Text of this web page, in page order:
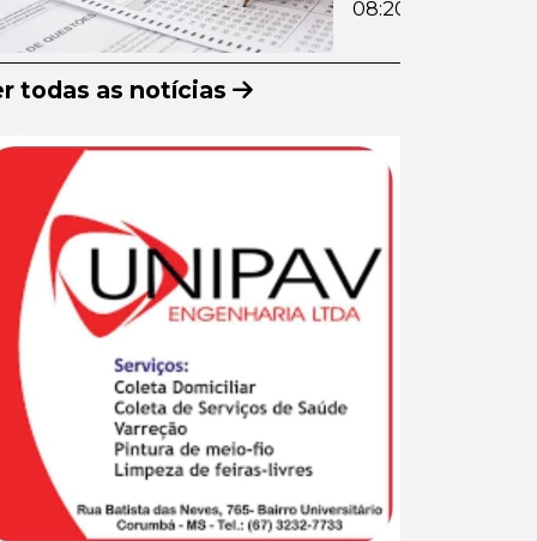
durante
08:20
todas as notícias